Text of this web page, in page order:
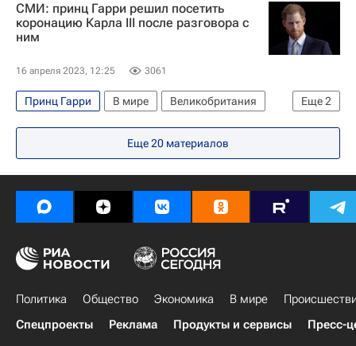
СМИ: принц Гарри решил посетить
коронацию Карла III после разговора с
ним
16 апреля 2023, 12:25 3061
Еще2
Принц Гарри В мире
Великобритания
Карл III
Меган Маркл
Еще20 материалов
Политика Общество Экономика В мире
Спецпроекты
Реклама Продукты и сервисы Пресс-